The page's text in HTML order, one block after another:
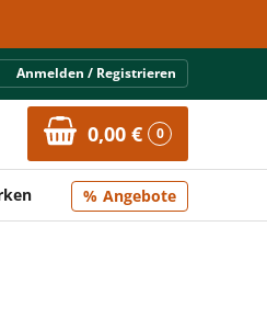
Anmelden / Registrieren
0,00 € 0
Angebote